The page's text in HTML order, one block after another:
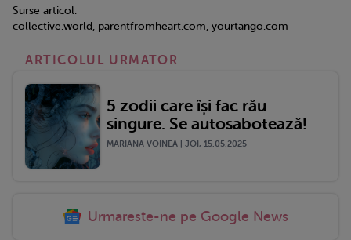
Surse articol:
collective.world
parentfromheart.com yourtango.com
ARTICOLUL URMATOR
5 zodii care își fac rău
singure. Se autosabotează!
MARIANA VOINEA | JOI, 15.05.2025
Urmareste-ne pe Google News